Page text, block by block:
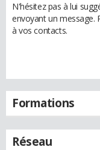
N'hésitez pas à lui
envoyant un message.
à vos contacts.
Formations
Réseau